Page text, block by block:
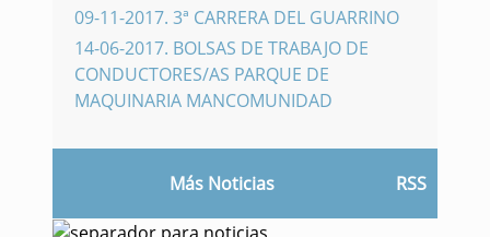
09-11-2017. 3ª CARRERA DEL GUARRINO
14-06-2017. BOLSAS DE TRABAJO DE
CONDUCTORES/AS PARQUE DE
MAQUINARIA MANCOMUNIDAD
Más Noticias RSS